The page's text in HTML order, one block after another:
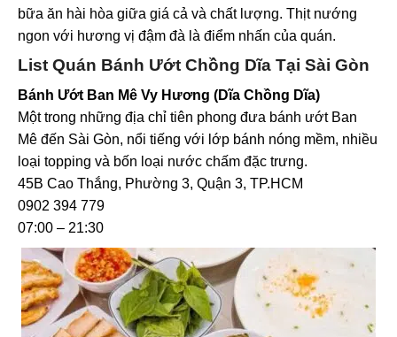
bữa ăn hài hòa giữa giá cả và chất lượng. Thịt nướng
ngon với hương vị đậm đà là điểm nhấn của quán.
List Quán Bánh Ướt Chồng Dĩa Tại Sài Gòn
Bánh Ướt Ban Mê Vy Hương (Dĩa Chồng Dĩa)
Một trong những địa chỉ tiên phong đưa bánh ướt Ban
Mê đến Sài Gòn, nổi tiếng với lớp bánh nóng mềm, nhiều
loại topping và bốn loại nước chấm đặc trưng.
45B Cao Thắng, Phường 3, Quận 3, TP.HCM
0902 394 779
07:00 – 21:30